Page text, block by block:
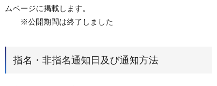
ムページに掲載します。
※公開期間は終了しました
指名・非指名通知日及び通知方法